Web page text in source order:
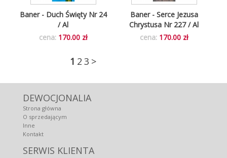
Baner - Serce Jezusa
Chrystusa Nr 227 / Al
cena: 170.00 zł
Baner - Duch Święty Nr 24
/ Al
cena: 170.00 zł
1 2 3 >
DEWOCJONALIA
Strona główna
O sprzedającym
Inne
Kontakt
SERWIS KLIENTA